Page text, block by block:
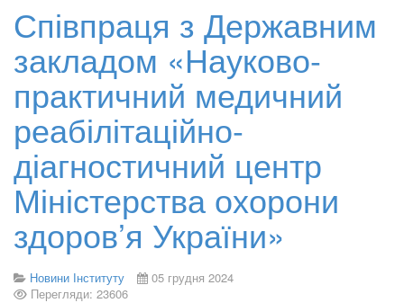
Співпраця з Державним
закладом «Науково-
практичний медичний
реабілітаційно-
діагностичний центр
Міністерства охорони
здоров’я України»
Новини Інституту
05 грудня 2024
Перегляди: 23606